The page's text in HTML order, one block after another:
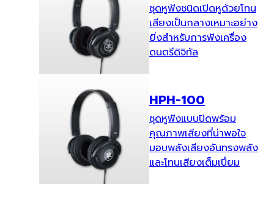
ชุดหูฟังชนิดเปิดหูด้วยโทน
เสียงเป็นกลางเหมาะอย่าง
ยิ่งสำหรับการฟังเครื่อง
ดนตรีดิจิทัล
HPH-100
ชุดหูฟังแบบปิดพร้อม
คุณภาพเสียงที่น่าพอใจ
มอบพลังเสียงอันทรงพลัง
และโทนเสียงเต็มเปี่ยม